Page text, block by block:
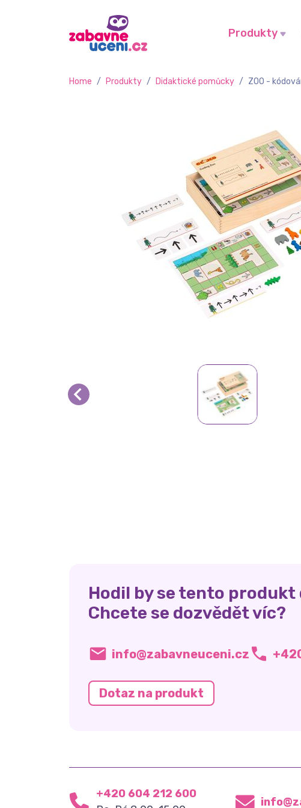
Produkty
Home / Produkty / Didaktické pomůcky / ZOO -
Hodil by se tento produkt
Chcete se dozvědět víc?
info@zabavneuceni.cz
Dotaz na produkt
+420 604 212 600